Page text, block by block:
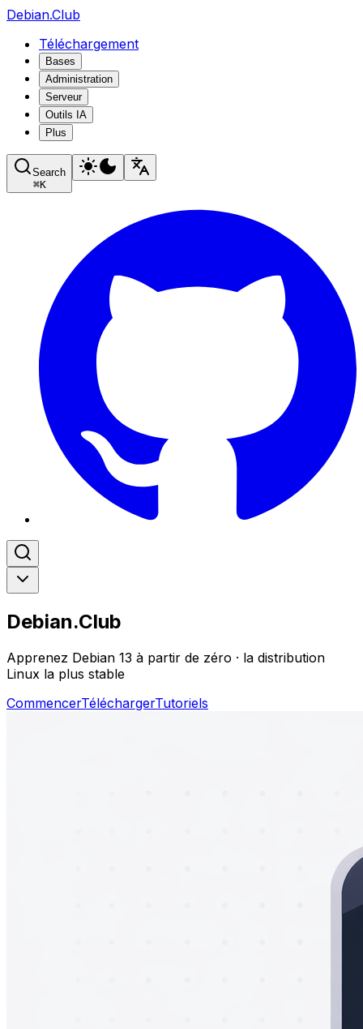
Debian.Club
Téléchargement
Bases
Administration
Serveur
Outils IA
Plus
Search
⌘K
Debian.Club
Apprenez Debian 13 à partir de zéro · la distribution
Linux la plus stable
CommencerTéléchargerTutoriels